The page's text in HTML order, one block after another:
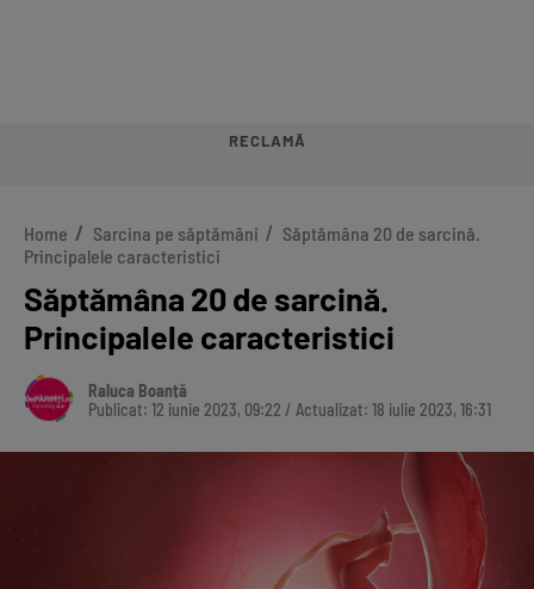
RECLAMĂ
Home Sarcina pe săptămâni
Săptămâna 20 de sarcină.
Principalele caracteristici
Săptămâna 20 de sarcină.
Principalele caracteristici
Raluca Boanță
Publicat: 12 iunie 2023, 09:22 / Actualizat: 18 iulie 2023, 16:31